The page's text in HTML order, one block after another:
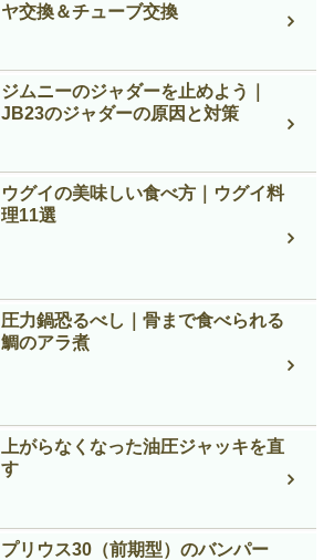
ヤ交換＆チューブ交換
ジムニーのジャダーを止めよう｜
JB23のジャダーの原因と対策
ウグイの美味しい食べ方｜ウグイ料
理11選
圧力鍋恐るべし｜骨まで食べられる
鯛のアラ煮
上がらなくなった油圧ジャッキを直
す
プリウス30（前期型）のバンパー